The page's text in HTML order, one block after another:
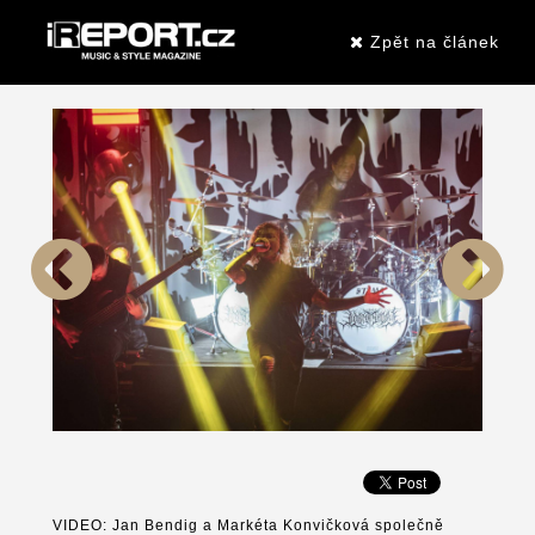
Zpět na článek
VIDEO: Jan Bendig a Markéta Konvičková společně